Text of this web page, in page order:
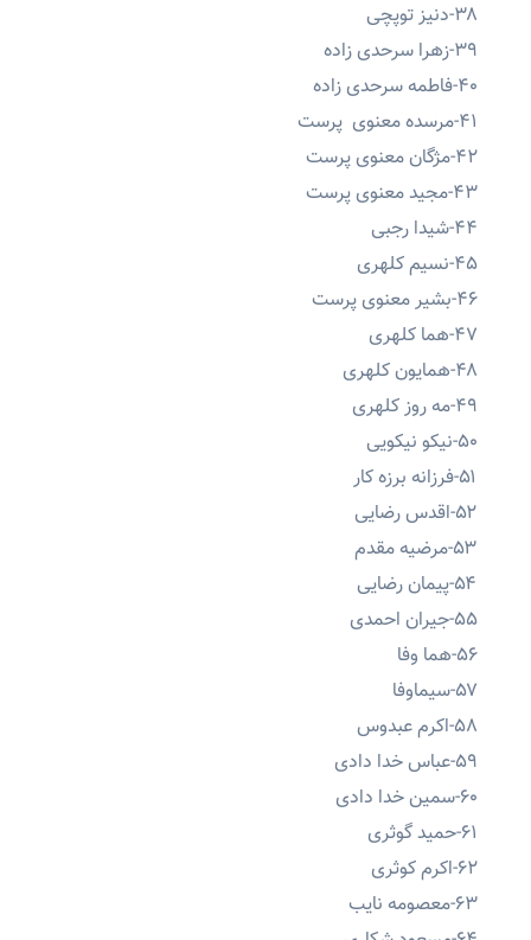
۳۸-دنیز توپچی
۳۹-زهرا سرحدی زاده
۴۰-فاطمه سرحدی زاده
۴۱-مرسده معنوی پرست
۴۲-مژگان معنوی پرست
۴۳-مجید معنوی پرست
۴۴-شیدا رجبی
۴۵-نسیم کلهری
۴۶-بشیر معنوی پرست
۴۷-هما کلهری
۴۸-همایون کلهری
۴۹-مه روز کلهری
۵۰-نیکو نیکویی
۵۱-فرزانه برزه کار
۵۲-اقدس رضایی
۵۳-مرضیه مقدم
۵۴-پیمان رضایی
۵۵-جیران احمدی
۵۶-هما وفا
۵۷-سیماوفا
۵۸-اکرم عبدوس
۵۹-عباس خدا دادی
۶۰-سمین خدا دادی
۶۱-حمید گوثری
۶۲-اکرم کوثری
۶۳-معصومه نایب